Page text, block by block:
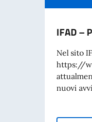
IFAD –
Nel sito
https://
nuovi